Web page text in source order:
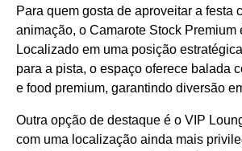
Para quem gosta de aproveitar a festa
animação, o Camarote Stock Premium
Localizado em uma posição
para a pista, o espaço oferece balada
e food premium, garantindo diversão
Outra opção de destaque é o VIP
com uma localização ainda mais